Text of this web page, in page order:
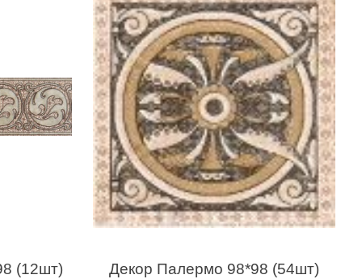
(12шт)
Декор Палермо 98*98 (54шт)